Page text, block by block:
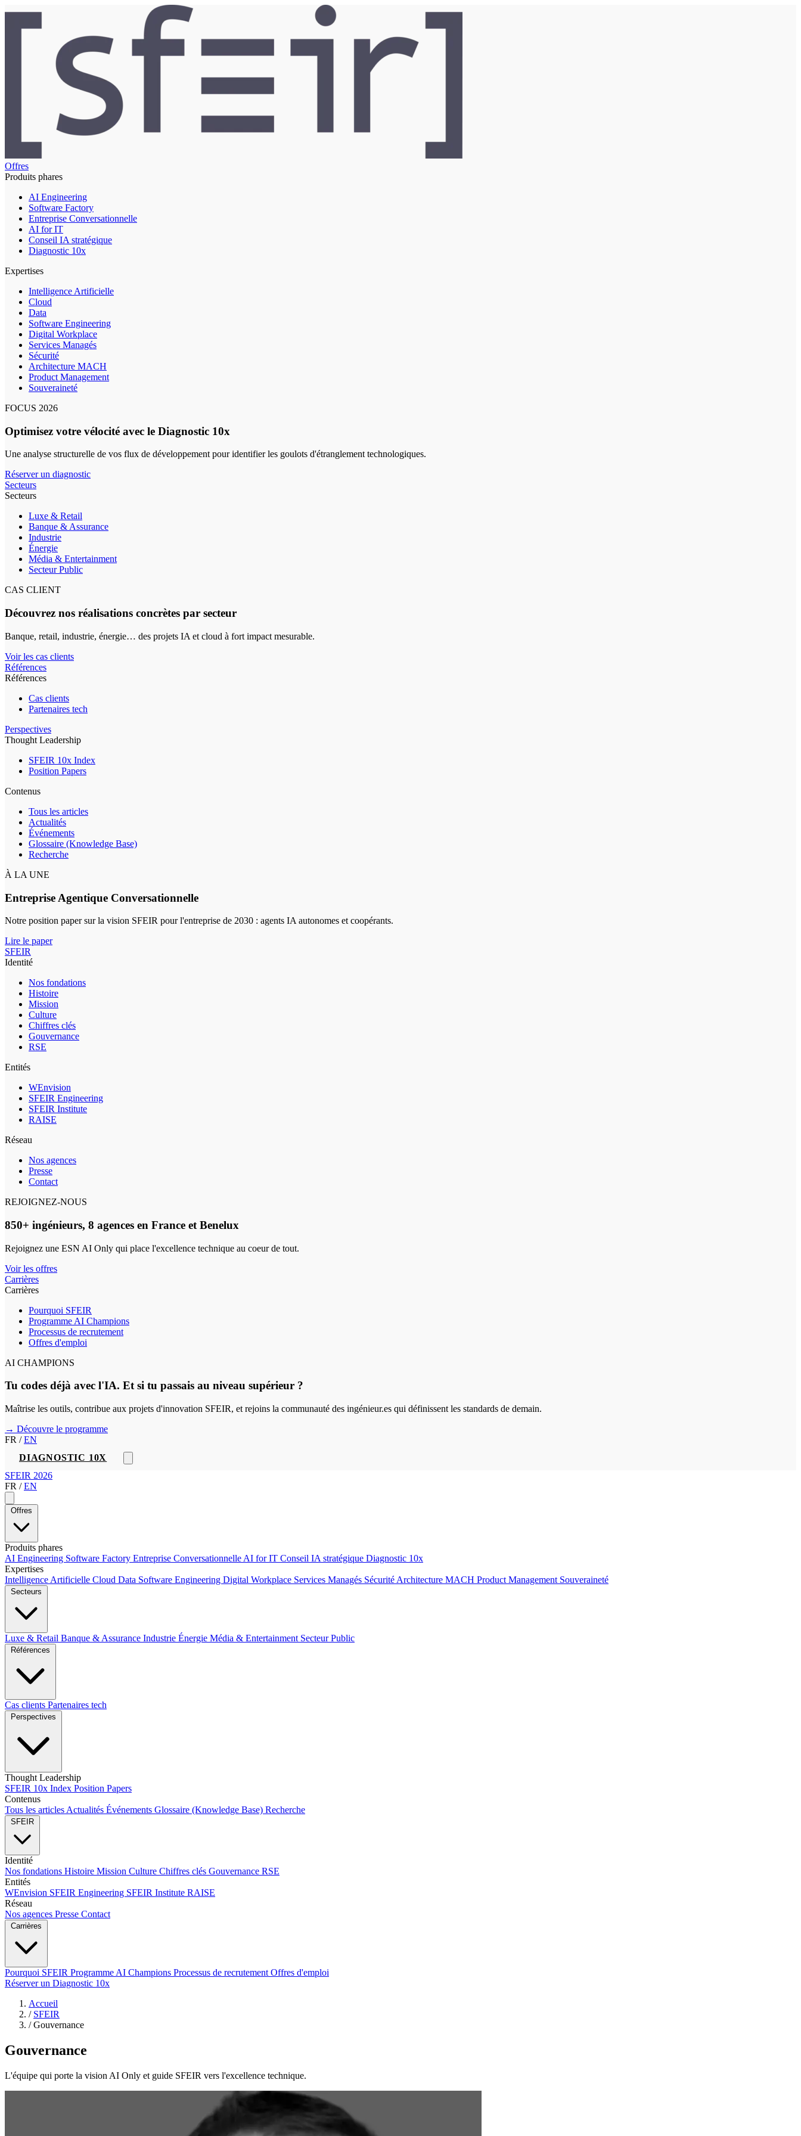
Offres
Produits phares
AI Engineering
Software Factory
Entreprise Conversationnelle
AI for IT
Conseil IA stratégique
Diagnostic 10x
Expertises
Intelligence Artificielle
Cloud
Data
Software Engineering
Digital Workplace
Services Managés
Sécurité
Architecture MACH
Product Management
Souveraineté
FOCUS 2026
Optimisez votre vélocité avec le Diagnostic 10x
Une analyse structurelle de vos flux de développement pour identifier les goulots d'étranglement technologiques.
Réserver un diagnostic
Secteurs
Secteurs
Luxe & Retail
Banque & Assurance
Industrie
Énergie
Média & Entertainment
Secteur Public
CAS CLIENT
Découvrez nos réalisations concrètes par secteur
Banque, retail, industrie, énergie… des projets IA et cloud à fort impact mesurable.
Voir les cas clients
Références
Références
Cas clients
Partenaires tech
Perspectives
Thought Leadership
SFEIR 10x Index
Position Papers
Contenus
Tous les articles
Actualités
Événements
Glossaire (Knowledge Base)
Recherche
À LA UNE
Entreprise Agentique Conversationnelle
Notre position paper sur la vision SFEIR pour l'entreprise de 2030 : agents IA autonomes et coopérants.
Lire le paper
SFEIR
Identité
Nos fondations
Histoire
Mission
Culture
Chiffres clés
Gouvernance
RSE
Entités
WEnvision
SFEIR Engineering
SFEIR Institute
RAISE
Réseau
Nos agences
Presse
Contact
REJOIGNEZ-NOUS
850+ ingénieurs, 8 agences en France et Benelux
Rejoignez une ESN AI Only qui place l'excellence technique au coeur de tout.
Voir les offres
Carrières
Carrières
Pourquoi SFEIR
Programme AI Champions
Processus de recrutement
Offres d'emploi
AI CHAMPIONS
Tu codes déjà avec l'IA. Et si tu passais au niveau supérieur ?
Maîtrise les outils, contribue aux projets d'innovation SFEIR, et rejoins la communauté des ingénieur.es qui définissent les standards de demain.
→ Découvre le programme
FR / EN
DIAGNOSTIC 10X
SFEIR 2026
FR / EN
Offres
Produits phares
AI Engineering Software Factory Entreprise Conversationnelle AI for IT Conseil IA stratégique Diagnostic 10x
Expertises
Intelligence Artificielle Cloud Data Software Engineering Digital Workplace Services Managés Sécurité Architecture MACH Product Management Souveraineté
Secteurs
Luxe & Retail Banque & Assurance Industrie Énergie Média & Entertainment Secteur Public
Références
Cas clients Partenaires tech
Perspectives
Thought Leadership
SFEIR 10x Index Position Papers
Contenus
Tous les articles Actualités Événements Glossaire (Knowledge Base) Recherche
SFEIR
Identité
Nos fondations Histoire Mission Culture Chiffres clés Gouvernance RSE
Entités
WEnvision SFEIR Engineering SFEIR Institute RAISE
Réseau
Nos agences Presse Contact
Carrières
Pourquoi SFEIR Programme AI Champions Processus de recrutement Offres d'emploi
Réserver un Diagnostic 10x
Accueil
/ SFEIR
/ Gouvernance
Gouvernance
L'équipe qui porte la vision AI Only et guide SFEIR vers l'excellence technique.